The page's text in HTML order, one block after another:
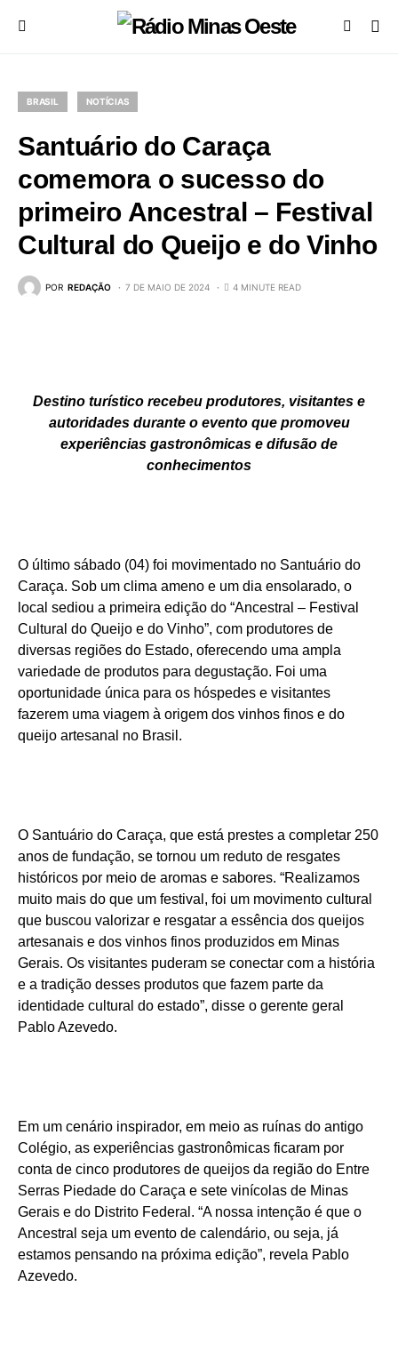
BRASIL NOTÍCIAS
Santuário do Caraça
comemora o sucesso do
primeiro Ancestral – Festival
Cultural do Queijo e do Vinho
POR REDAÇÃO 7 DE MAIO DE 2024 4 MINUTE READ
Destino turístico recebeu produtores, visitantes e
autoridades durante o evento que promoveu
experiências gastronômicas e difusão de
conhecimentos
O último sábado (04) foi movimentado no Santuário do
Caraça. Sob um clima ameno e um dia ensolarado, o
local sediou a primeira edição do “Ancestral – Festival
Cultural do Queijo e do Vinho”, com produtores de
diversas regiões do Estado, oferecendo uma ampla
variedade de produtos para degustação. Foi uma
oportunidade única para os hóspedes e visitantes
fazerem uma viagem à origem dos vinhos finos e do
queijo artesanal no Brasil.
O Santuário do Caraça, que está prestes a completar 250
anos de fundação, se tornou um reduto de resgates
históricos por meio de aromas e sabores. “Realizamos
muito mais do que um festival, foi um movimento cultural
que buscou valorizar e resgatar a essência dos queijos
artesanais e dos vinhos finos produzidos em Minas
Gerais. Os visitantes puderam se conectar com a história
e a tradição desses produtos que fazem parte da
identidade cultural do estado”, disse o gerente geral
Pablo Azevedo.
Em um cenário inspirador, em meio as ruínas do antigo
Colégio, as experiências gastronômicas ficaram por
conta de cinco produtores de queijos da região do Entre
Serras Piedade do Caraça e sete vinícolas de Minas
Gerais e do Distrito Federal. “A nossa intenção é que o
Ancestral seja um evento de calendário, ou seja, já
estamos pensando na próxima edição”, revela Pablo
Azevedo.